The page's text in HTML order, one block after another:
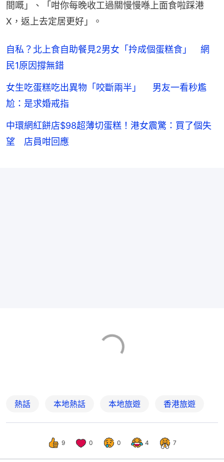
間嘅」、「咁你每晚收工過關慢慢喺上面食啦踩港
X，返上去定居更好」。
自私？北上食自助餐見2男女「拎成個蛋糕食」 網
民1原因撐無錯
女生吃蛋糕吃出異物「咬斷兩半」 男友一看秒尷
尬：是求婚戒指
中環網紅餅店$98超薄切蛋糕！港女震驚：買了個失
望 店員咁回應
熱話 本地熱話 本地旅遊 香港旅遊
9 0 0 4 7